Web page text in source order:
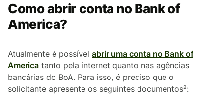
Como abrir conta no Bank of
America?
Atualmente é possível abrir uma conta no Bank of
America tanto pela internet quanto nas agências
bancárias do BoA. Para isso, é preciso que o
solicitante apresente os seguintes documentos²: